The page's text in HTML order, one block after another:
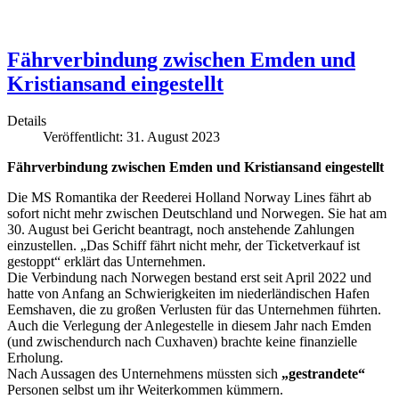
Fährverbindung zwischen Emden und
Kristiansand eingestellt
Details
Veröffentlicht: 31. August 2023
Fährverbindung zwischen Emden und Kristiansand eingestellt
Die MS Romantika der Reederei Holland Norway Lines fährt ab
sofort nicht mehr zwischen Deutschland und Norwegen. Sie hat am
30. August bei Gericht beantragt, noch anstehende Zahlungen
einzustellen. „Das Schiff fährt nicht mehr, der Ticketverkauf ist
gestoppt“ erklärt das Unternehmen.
Die Verbindung nach Norwegen bestand erst seit April 2022 und
hatte von Anfang an Schwierigkeiten im niederländischen Hafen
Eemshaven, die zu großen Verlusten für das Unternehmen führten.
Auch die Verlegung der Anlegestelle in diesem Jahr nach Emden
(und zwischendurch nach Cuxhaven) brachte keine finanzielle
Erholung.
Nach Aussagen des Unternehmens müssten sich „gestrandete“
Personen selbst um ihr Weiterkommen kümmern.